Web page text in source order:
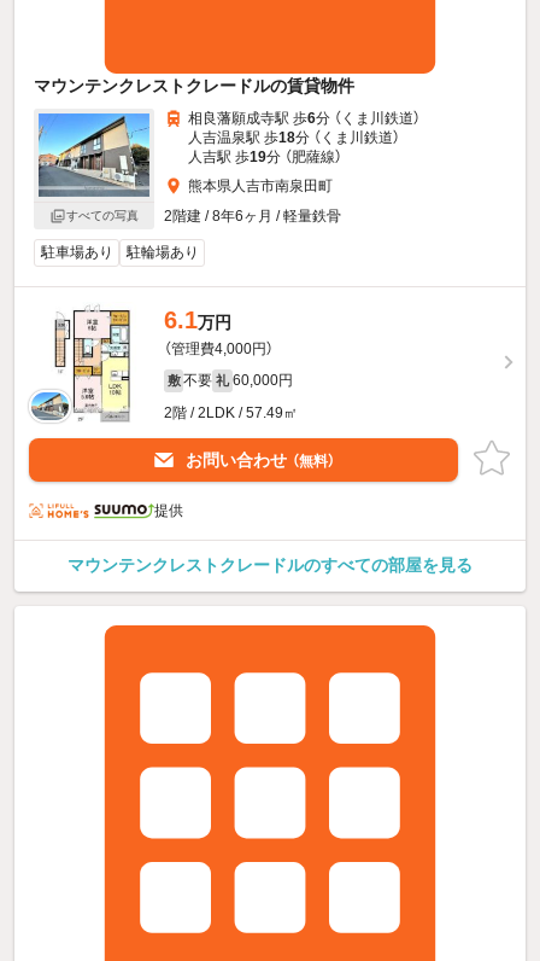
マウンテンクレストクレードルの賃貸物件
すべての写真
相良藩願成寺駅 歩6分 （くま川鉄道）
人吉温泉駅 歩18分 （くま川鉄道）
人吉駅 歩19分 （肥薩線）
熊本県人吉市南泉田町
2階建 / 8年6ヶ月 / 軽量鉄骨
駐車場あり 駐輪場あり
6.1万円
（管理費4,000円）
敷 不要 礼 60,000円
2階 / 2LDK / 57.49㎡
お問い合わせ （無料）
提供
マウンテンクレストクレードルのすべての部屋を見る